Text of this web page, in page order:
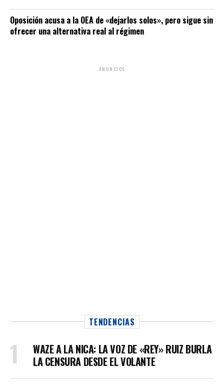
Oposición acusa a la OEA de «dejarlos solos», pero sigue sin
ofrecer una alternativa real al régimen
ANUNCIOS
TENDENCIAS
WAZE A LA NICA: LA VOZ DE «REY» RUIZ BURLA
LA CENSURA DESDE EL VOLANTE